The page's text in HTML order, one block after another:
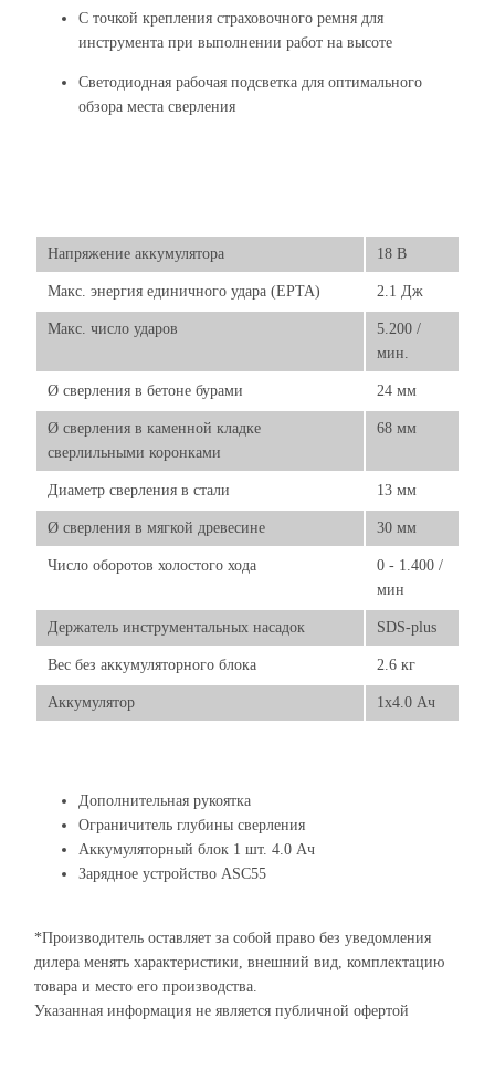
С точкой крепления страховочного ремня для
инструмента при выполнении работ на высоте
Светодиодная рабочая подсветка для оптимального
обзора места сверления
Напряжение аккумулятора 18 В
Макс. энергия единичного удара (EPTA) 2.1 Дж
Макс. число ударов
5.200 /
мин.
Ø сверления в бетоне бурами 24 мм
Ø сверления в каменной кладке
сверлильными коронками
68 мм
Диаметр сверления в стали 13 мм
Ø сверления в мягкой древесине 30 мм
Число оборотов холостого хода
0 - 1.400 /
мин
Держатель инструментальных насадок SDS-plus
Вес без аккумуляторного блока 2.6 кг
Аккумулятор 1x4.0 Ач
Дополнительная рукоятка
Ограничитель глубины сверления
Аккумуляторный блок 1 шт. 4.0 Ач
Зарядное устройство ASC55
*Производитель оставляет за собой право без уведомления
дилера менять характеристики, внешний вид, комплектацию
товара и место его производства.
Указанная информация не является публичной офертой